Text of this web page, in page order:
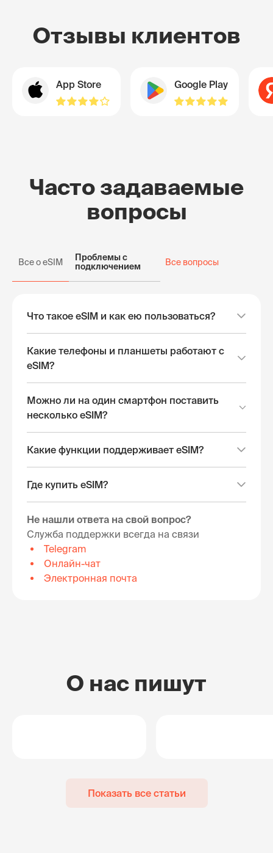
Отзывы клиентов
App Store Google Play
Часто задаваемые
вопросы
Все о eSIM
Проблемы с
подключением
Все вопросы
Что такое eSIM и как ею пользоваться?
Какие телефоны и планшеты работают с
eSIM?
Можно ли на один смартфон поставить
несколько eSIM?
Какие функции поддерживает eSIM?
Где купить eSIM?
Не нашли ответа на свой вопрос?
Служба поддержки всегда на связи
Telegram
Онлайн-чат
Электронная почта
О нас пишут
Показать все статьи